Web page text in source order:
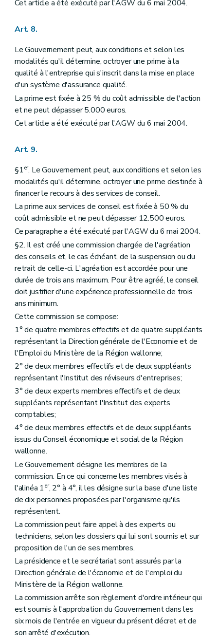
Cet article a été exécuté par l'AGW du 6 mai 2004.
Art. 8.
Le Gouvernement peut, aux conditions et selon les
modalités qu'il détermine, octroyer une prime à la
qualité à l'entreprise qui s'inscrit dans la mise en place
d'un système d'assurance qualité.
La prime est fixée à 25 % du coût admissible de l'action
et ne peut dépasser 5.000 euros.
Cet article a été exécuté par l'AGW du 6 mai 2004.
Art. 9.
§1er. Le Gouvernement peut, aux conditions et selon les
modalités qu'il détermine, octroyer une prime destinée à
financer le recours à des services de conseil.
La prime aux services de conseil est fixée à 50 % du
coût admissible et ne peut dépasser 12.500 euros.
Ce paragraphe a été exécuté par l'AGW du 6 mai 2004.
§2. Il est créé une commission chargée de l'agréation
des conseils et, le cas échéant, de la suspension ou du
retrait de celle-ci. L'agréation est accordée pour une
durée de trois ans maximum. Pour être agréé, le conseil
doit justifier d'une expérience professionnelle de trois
ans minimum.
Cette commission se compose:
1° de quatre membres effectifs et de quatre suppléants
représentant la Direction générale de l'Economie et de
l'Emploi du Ministère de la Région wallonne;
2° de deux membres effectifs et de deux suppléants
représentant l'Institut des réviseurs d'entreprises;
3° de deux experts membres effectifs et de deux
suppléants représentant l'Institut des experts
comptables;
4° de deux membres effectifs et de deux suppléants
issus du Conseil économique et social de la Région
wallonne.
Le Gouvernement désigne les membres de la
commission. En ce qui concerne les membres visés à
l'alinéa 1er, 2° à 4°, il les désigne sur la base d'une liste
de dix personnes proposées par l'organisme qu'ils
représentent.
La commission peut faire appel à des experts ou
techniciens, selon les dossiers qui lui sont soumis et sur
proposition de l'un de ses membres.
La présidence et le secrétariat sont assurés par la
Direction générale de l'économie et de l'emploi du
Ministère de la Région wallonne.
La commission arrête son règlement d'ordre intérieur qui
est soumis à l'approbation du Gouvernement dans les
six mois de l'entrée en vigueur du présent décret et de
son arrêté d'exécution.